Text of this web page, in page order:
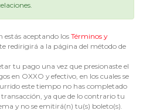
aceptando los Términos y
redirigirá a la página del método de
tu pago una vez que presionaste el
en OXXO y efectivo, en los cuales se
este tiempo no has completado
ya que de lo contrario tu
y no se emitirá(n) tu(s) boleto(s).